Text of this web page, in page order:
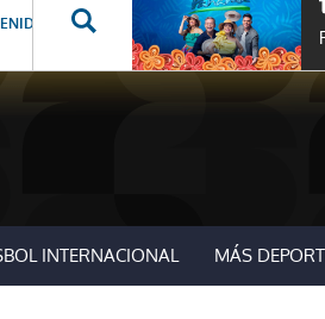
ESPECIALES NOVELAS
INTERNACIONAL MÁS